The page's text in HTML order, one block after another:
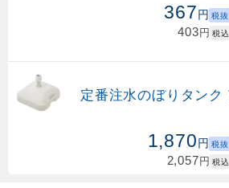
367円 税抜
403円 税込
定番注水のぼりタンク
1,870円 税抜
2,057円 税込